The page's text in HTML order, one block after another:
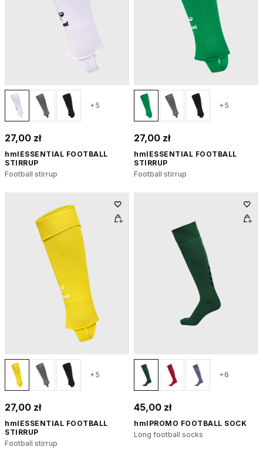
+5
27,00 zł
hmlESSENTIAL FOOTBALL
STIRRUP
Football stirrup
+5
27,00 zł
hmlESSENTIAL FOOTBALL
STIRRUP
Football stirrup
+5
27,00 zł
hmlESSENTIAL FOOTBALL
STIRRUP
Football stirrup
+6
45,00 zł
hmlPROMO FOOTBALL SOCK
Long football socks